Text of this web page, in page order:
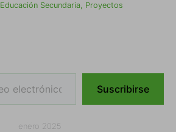
Educación Secundaria, Proyectos
Suscribirse
enero 2025